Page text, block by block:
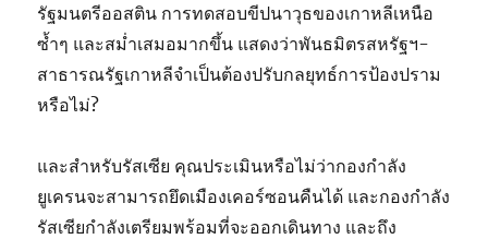
รัฐมนตรีออสติน การทดสอบขีปนาวุธของเกาหลีเหนือ
ซ้ำๆ และสม่ำเสมอมากขึ้น แสดงว่าพันธมิตรสหรัฐฯ-
สาธารณรัฐเกาหลีจำเป็นต้องปรับกลยุทธ์การป้องปราม
หรือไม่?
และสำหรับรัสเซีย คุณประเมินหรือไม่ว่ากองกำลัง
ยูเครนจะสามารถยึดเมืองเคอร์ซอนคืนได้ และกองกำลัง
รัสเซียกำลังเตรียมพร้อมที่จะออกเดินทาง และถึง